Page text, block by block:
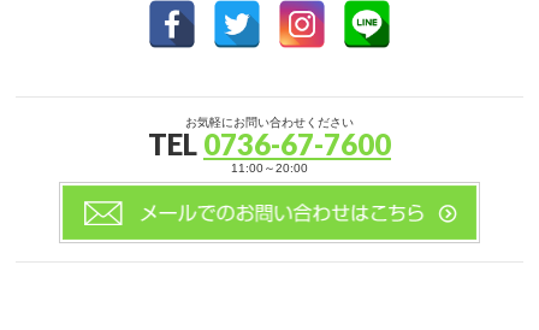
お気軽にお問い合わせください
TEL 0736-67-7600
11:00～20:00